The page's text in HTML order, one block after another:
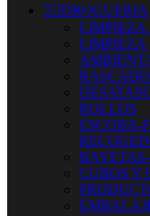
 DROGUERIA
LIMPIEZA
LIMPIEZA
ROLLOS
ESCOBA-
BAYETAS-
CUBOS Y